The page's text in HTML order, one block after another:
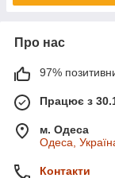
Про нас
97%
Працює з
м. Одеса
Одеса,
Контакти